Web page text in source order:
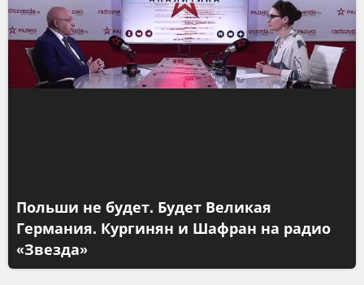
Польши не будет. Будет Великая
Германия. Кургинян и Шафран на радио
«Звезда»